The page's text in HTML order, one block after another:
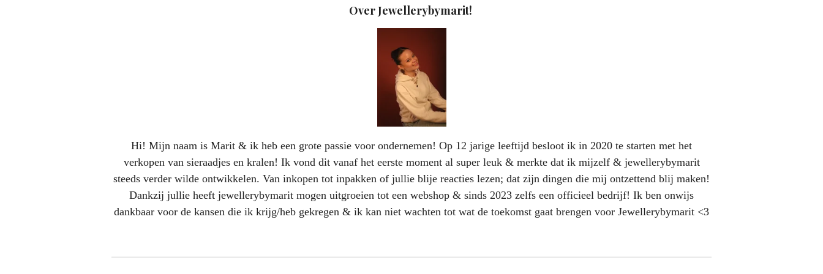
Over Jewellerybymarit!
Hi! Mijn naam is Marit & ik heb een grote passie voor ondernemen! Op 12 jarige leeftijd besloot ik in 2020 te starten met het
verkopen van sieraadjes en kralen! Ik vond dit vanaf het eerste moment al super leuk & merkte dat ik mijzelf & jewellerybymarit
steeds verder wilde ontwikkelen. Van inkopen tot inpakken of jullie blije reacties lezen; dat zijn dingen die mij ontzettend blij maken!
Dankzij jullie heeft jewellerybymarit mogen uitgroeien tot een webshop & sinds 2023 zelfs een officieel bedrijf! Ik ben onwijs
dankbaar voor de kansen die ik krijg/heb gekregen & ik kan niet wachten tot wat de toekomst gaat brengen voor Jewellerybymarit <3